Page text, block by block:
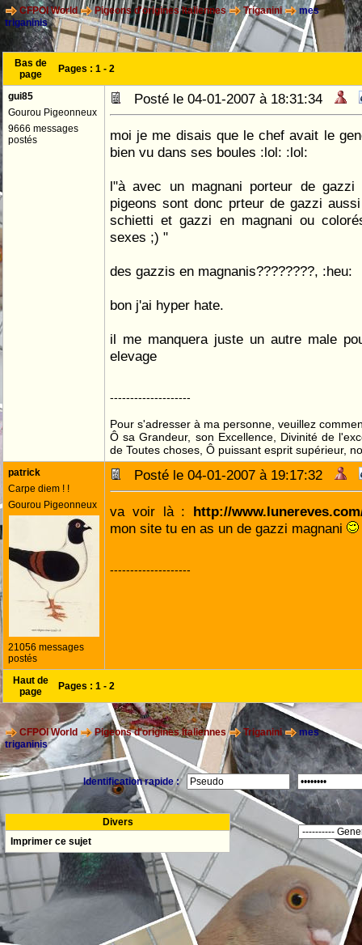
CFPOI World Pigeons d'origines Italiennes Triganini
mes
triganinis
Bas de
page
Pages : 1 - 2
gui85
Gourou Pigeonneux
9666 messages
postés
Posté le 04-01-2007 à 18:31:34
moi je me disais que le chef avait le
bien vu dans ses boules :lol: :lol:
l"à avec un magnani porteur de
pigeons sont donc prteur de gazzi
schietti et gazzi en magnani ou
sexes ;) "
des gazzis en magnanis????????, :heu:
bon j'ai hyper hate.
il me manquera juste un autre male
elevage
--------------------
Pour s'adresser à ma personne, veuillez
Ô sa Grandeur, son Excellence, Divinité de
de Toutes choses, Ô puissant esprit supérieur,
patrick
Carpe diem ! !
Gourou Pigeonneux
21056 messages
postés
Posté le 04-01-2007 à 19:17:32
va voir là : http://
mon site tu en as un de gazzi magnani
--------------------
Haut de
page
Pages : 1 - 2
CFPOI World Pigeons d'origines Italiennes Triganini
mes
triganinis
Identification rapide :
Divers
Imprimer ce sujet